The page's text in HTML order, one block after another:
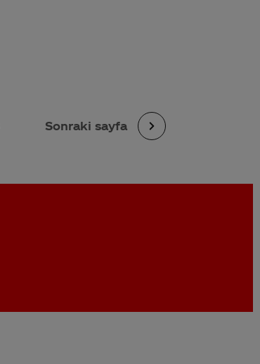
Sonraki sayfa